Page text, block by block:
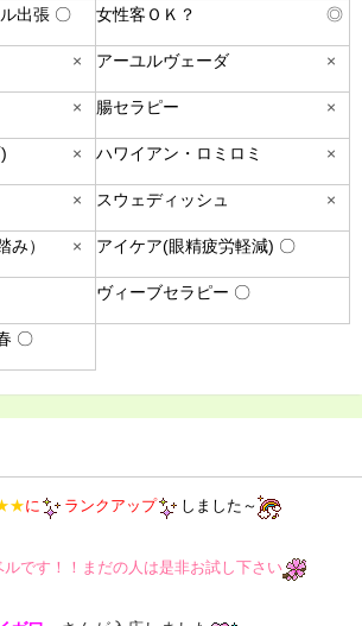
出張 〇 女性客ＯＫ？ ◎
× アーユルヴェーダ ×
× 腸セラピー ×
× ハワイアン・ロミロミ ×
× スウェディッシュ ×
み） × アイケア(眼精疲労軽減) 〇
ヴィーブセラピー 〇
〇
に ランクアップ しました～
です！！まだの人は是非お試し下さい